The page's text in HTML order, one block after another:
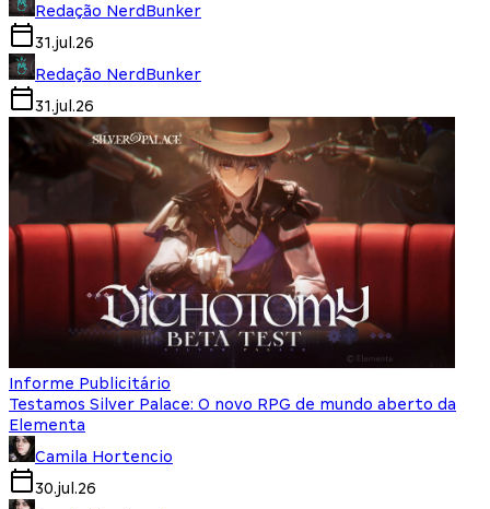
Redação NerdBunker
31.jul.26
Redação NerdBunker
31.jul.26
Informe Publicitário
Testamos Silver Palace: O novo RPG de mundo aberto da
Elementa
Camila Hortencio
30.jul.26